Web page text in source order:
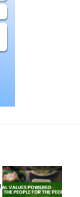
ス開始